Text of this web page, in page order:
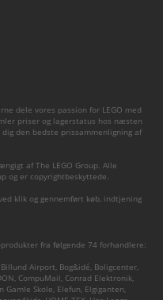
dele vores passion for LEGO med
priser og lagerstatus hos næsten
den bedste prissammenligning af
af The LEGO Group. Alle
og er copyrightbeskyttede.
klik og gennemført køb, indtjening
fra følgende 74 forhandlere:
Billund Airport, Bog&idé, Boligcenter,
, CompuMail, Conrad Elektronik,
Gamle Skole, Elefun, Elgiganten,